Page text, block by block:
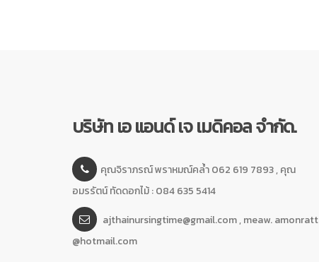
บริษัท เอ แอนด์ เจ เมดิคอล จำกัด.
คุณจิราภรณ์ พราหมณ์คล้ำ 062 619 7893 , คุณ
อมรรัตน์ ทัดดอกไม้ : 084 635 5414
ajthainursingtime@gmail.com , meaw. amonratt
@hotmail.com